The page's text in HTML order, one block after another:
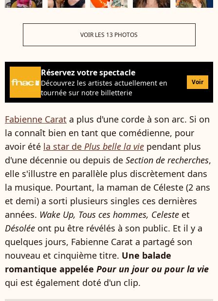
VOIR LES 13 PHOTOS
Réservez votre spectacle
Découvrez les artistes actuellement en
tournée sur notre billetterie
Voir
Fabienne Carat a plus d'une corde à son arc. Si on
la connaît bien en tant que comédienne, pour
avoir été la star de Plus belle la vie pendant plus
d'une décennie ou depuis de Section de recherches,
elle s'illustre en parallèle plus discrètement dans
la musique. Pourtant, la maman de Céleste (2 ans
et demi) a sorti plusieurs singles ces dernières
années. Wake Up, Tous ces hommes, Celeste et
Désolée ont pu être révélés à son public. Et il y a
quelques jours, Fabienne Carat a partagé son
nouveau et cinquième titre. Une balade
romantique appelée Pour un jour ou pour la vie
qui est également doté d'un clip.